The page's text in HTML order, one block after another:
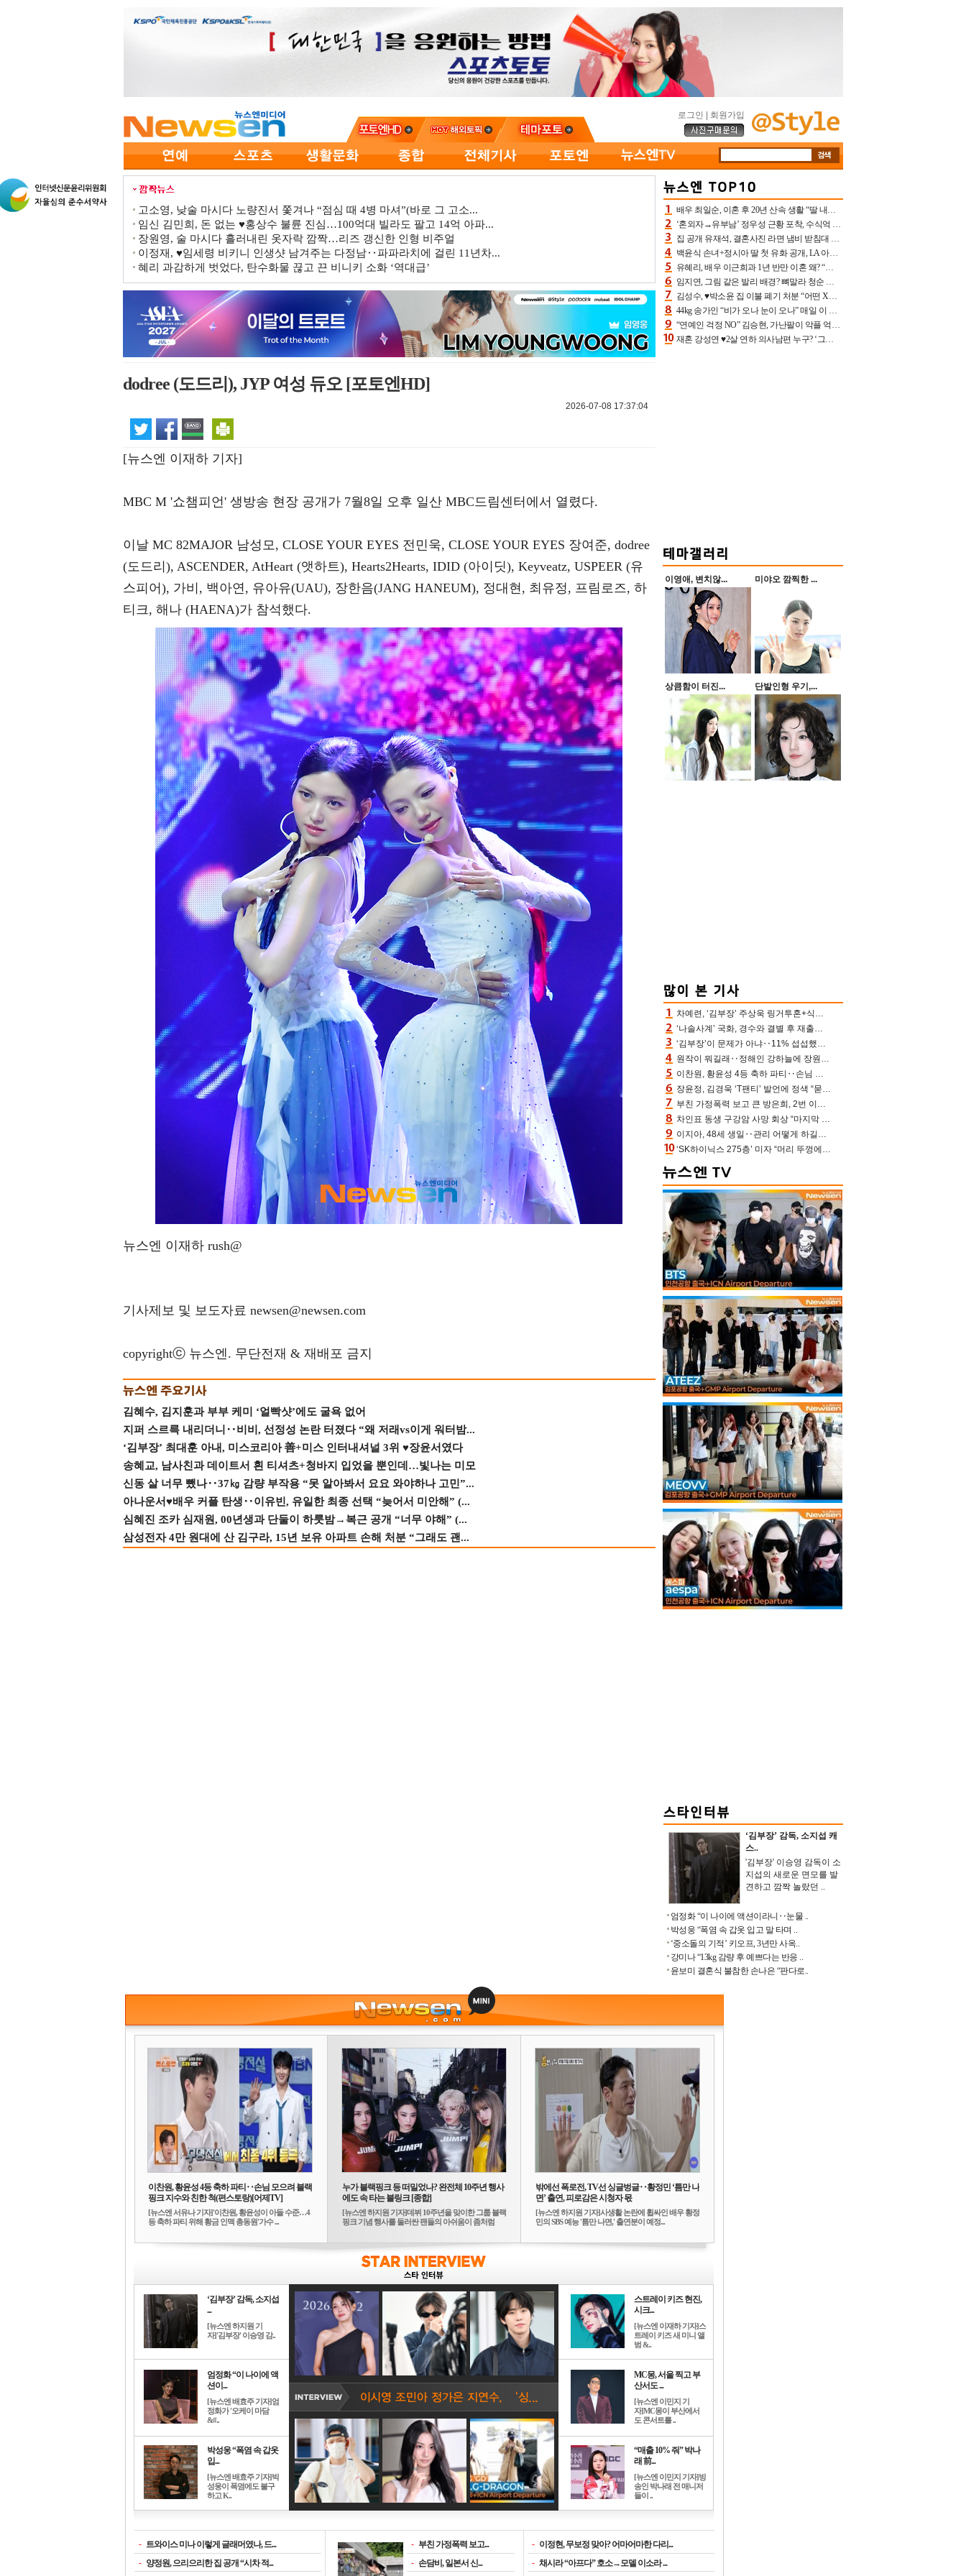
로그인 회원가입
고소영, 낮술 마시다 노량진서 쫓겨나 “점심 때 4병 마셔”(바로 그 고소...
임신 김민희, 돈 없는 ♥홍상수 불륜 진심…100억대 빌라도 팔고 14억 아파...
장원영, 술 마시다 흘러내린 옷자락 깜짝…리즈 갱신한 인형 비주얼
이정재, ♥임세령 비키니 인생샷 남겨주는 다정남‥파파라치에 걸린 11년차...
혜리 과감하게 벗었다, 탄수화물 끊고 끈 비니키 소화 ‘역대급’
dodree (도드리), JYP 여성 듀오 [포토엔HD]
2026-07-08 17:37:04
[뉴스엔 이재하 기자]
MBC M '쇼챔피언' 생방송 현장 공개가 7월8일 오후 일산 MBC드림센터에서 열렸다.
이날 MC 82MAJOR 남성모, CLOSE YOUR EYES 전민욱, CLOSE YOUR EYES 장여준, dodree
(도드리), ASCENDER, AtHeart (앳하트), Hearts2Hearts, IDID (아이딧), Keyveatz, USPEER (유
스피어), 가비, 백아연, 유아유(UAU), 장한음(JANG HANEUM), 정대현, 최유정, 프림로즈, 하
티크, 해나 (HAENA)가 참석했다.
뉴스엔 이재하 rush@
기사제보 및 보도자료 newsen@newsen.com
copyrightⓒ 뉴스엔. 무단전재 & 재배포 금지
김혜수, 김지훈과 부부 케미 ‘얼빡샷’에도 굴욕 없어
지퍼 스르륵 내리더니‥비비, 선정성 논란 터졌다 “왜 저래vs이게 워터밤...
‘김부장’ 최대훈 아내, 미스코리아 善+미스 인터내셔널 3위 ♥장윤서였다
송혜교, 남사친과 데이트서 흰 티셔츠+청바지 입었을 뿐인데…빛나는 미모
신동 살 너무 뺐나‥37㎏ 감량 부작용 “못 알아봐서 요요 와야하나 고민”...
아나운서♥배우 커플 탄생‥이유빈, 유일한 최종 선택 “늦어서 미안해” (...
심혜진 조카 심재원, 00년생과 단둘이 하룻밤→복근 공개 “너무 야해” (...
삼성전자 4만 원대에 산 김구라, 15년 보유 아파트 손해 처분 “그래도 괜...
배우 최일순, 이혼 후 20년 산속 생활 “딸 내가 버렸다고 원망‥맘 아파”(특종)[어제TV]
‘혼외자→유부남’ 정우성 근황 포착, 수식억 해킹 피해 후배 만났다 “존경하는”
집 공개 유재석, 결혼사진 라면 냄비 받침대 되고 분노‥가족사진도 피해(놀뭐)[어제TV]
백윤식 손녀+정시아 딸 첫 유화 공개, LA 아트쇼→서울국제조각페스타 작가다운 수준급 실력
유혜리, 배우 이근희과 1년 반만 이혼 왜? “식칼 꽂고 의자 던져” 충격 폭로(특종)[어제TV]
임지연, 그림 같은 발리 배경? 뼈말라 청순 비키니 핏에 상대 안 되네
김성수, ♥박소윤 집 이불 폐기 처분 “어떤 X이랑 썼을지 몰라” 질투(신랑수업2)[어제TV]
44kg 송가인 “비가 오나 눈이 오나” 매일 이 운동, 허벅지 근육량 상승+체지방 감소
“연예인 걱정 NO” 김승현, 가난팔이 악플 억울할만‥아내+딸과 日 여행
재혼 강성연 ♥2살 연하 의사남편 누구? ‘그알’ 자문의에 훈남 비주얼 초엘리트 스펙 [종합]
이영애, 변치않... 미야오 깜찍한 ...
상큼함이 터진... 단발인형 우기,...
차예련, ‘김부장’ 주상욱 링거투혼+식스팩 비화 “옷 벗는데 아저씨는 안 된다고”(차장금)
‘나솔사계’ 국화, 경수와 결별 후 재출연…첫인상 3표 몰표
‘김부장’이 문제가 아냐‥11% 섭섭했던 ‘재벌X형사2’ 돈·빽 총동원해 컴백 [TV보고서]
원작이 뭐길래‥정해인 강하늘에 장원영까지 참여한 이 영화
이찬원, 황윤성 4등 축하 파티‥손님 모으려 블랙핑크 지수와 친한 척(편스토랑)[어제TV]
장윤정, 김경욱 ‘T팬티’ 발언에 정색 “묻지 않았는데, 그것도 성희롱”(장공장)
부친 가정폭력 보고 큰 방은희, 2번 이혼 후 잠수→母 고독사에 자책(특종세상)[어제TV]
차인표 동생 구강암 사망 회상 “마지막 순간 동생 손 잡아준 신애라, 두고두고 고마워” (신애라이프)
이지아, 48세 생일‥관리 어떻게 하길래 놀라운 동안 미모
‘SK하이닉스 275층’ 미자 “머리 뚜껑에서 사, 주식만 안 해도 돈 버는 것”
‘김부장’ 감독, 소지섭 캐
스..
'김부장' 이승영 감독이 소
지섭의 새로운 면모를 발
견하고 깜짝 놀랐던 ..
엄정화 “이 나이에 액션이라니‥눈물 ..
박성웅 “폭염 속 갑옷 입고 말 타며 ..
‘중소돌의 기적’ 키오프, 3년만 사옥..
강미나 “13kg 감량 후 예쁘다는 반응 ..
윤보미 결혼식 불참한 손나은 “판다로..
이찬원, 황윤성 4등 축하 파티‥손님 모으려 블랙
핑크 지수와 친한 척(편스토랑)[어제TV]
[뉴스엔 서유나 기자]'이찬원, 황윤성이 아들 수준…4
등 축하 파티 위해 황금 인맥 총동원'가수 ...
누가 블랙핑크 등 떠밀었나? 완전체 10주년 행사
에도 속 타는 블링크 [종합]
[뉴스엔 하지원 기자]데뷔 10주년을 맞이한 그룹 블랙
핑크 기념 행사를 둘러싼 팬들의 아쉬움이 좀처럼
밖에선 폭로전, TV선 싱글벙글‥황정민 ‘틈만 나
면’ 출연, 피로감은 시청자 몫
[뉴스엔 하지원 기자]사생활 논란에 휩싸인 배우 황정
민의 SBS 예능 '틈만 나면,' 출연분이 예정...
‘김부장’ 감독, 소지섭
...
[뉴스엔 하지원 기
자]'김부장' 이승영 감..
엄정화 “이 나이에 액
션이...
[뉴스엔 배효주 기자]엄
정화가 '오케이 마담
&#..
박성웅 “폭염 속 갑옷
입...
[뉴스엔 배효주 기자]박
성웅이 폭염에도 불구
하고 K..
스트레이 키즈 현진,
시크...
[뉴스엔 이재하 기자]스
트레이 키즈 새 미니 앨
범 &..
MC몽, 서울 찍고 부
산서도 ...
[뉴스엔 이민지 기
자]MC몽이 부산에서
도 콘서트를 ..
“매출 10% 줘” 박나
래 前...
[뉴스엔 이민지 기자]방
송인 박나래 전 매니저
들이 ..
- 트와이스 미나 이렇게 글래머였나, 드...
- 양정원, 으리으리한 집 공개 “시차 적...
- 부친 가정폭력 보고...
- 손담비, 일본서 신...
- 이정현, 무보정 맞아? 어마어마한 다리...
- 채시라 “아프다” 호소→모델 이소라 ...